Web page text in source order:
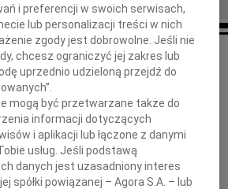
Arkadiuszowi Niedoborkowi
wyrazy bliskości i współczucia
i preferencji w swoich serwisach,
lub personalizacji treści w nich
zgody jest dobrowolne. Jeśli nie
chcesz ograniczyć jej zakres lub
uprzednio udzieloną przejdź do
mogą być przetwarzane także do
informacji dotyczących
i aplikacji lub łączone z danymi
usług. Jeśli podstawą
danych jest uzasadniony interes
spółki powiązanej – Agora S.A. – lub